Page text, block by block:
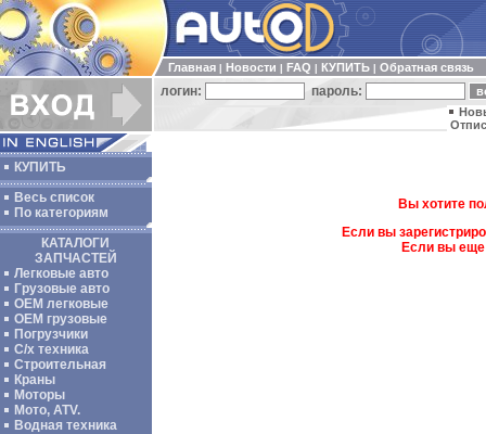
Главная Новости FAQ КУПИТЬ Обратная связь
логин: пароль:
КУПИТЬ
Весь список
По категориям
КАТАЛОГИ
ЗАПЧАСТЕЙ
Легковые авто
Грузовые авто
ОЕМ легковые
OEM грузовые
Погрузчики
С/х техника
Строительная
Краны
Моторы
Мото, ATV.
Водная техника
Вы хотите
Если вы
Если вы еще